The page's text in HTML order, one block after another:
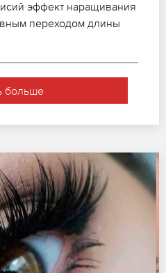
эффект наращивания
переходом длины
больше